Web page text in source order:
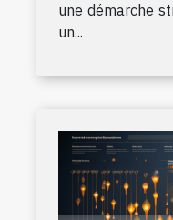
une démarche
un...